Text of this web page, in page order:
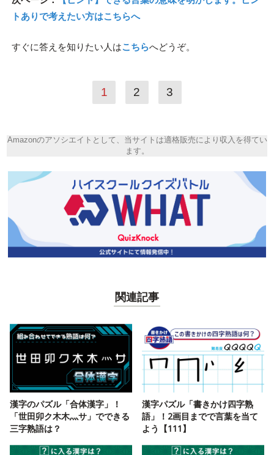
トありで考えたい方はこちらへ
すぐに答えを知りたい人はこちらへどうぞ。
1 2 3
Amazonのアソシエイトとして、当サイトは適格販売により収入を得てい
ます。
関連記事
漢字のパズル「合体漢字」！
「世田卯ク木木灬サ」でできる
三字熟語は？
漢字パズル「書きかけ四字熟
語」！2画目までで言葉を当て
よう【111】